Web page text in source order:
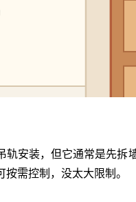
轨安装，但它通常是先拆
需控制，没太大限制。